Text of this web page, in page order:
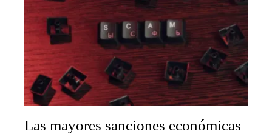
Las mayores sanciones económicas